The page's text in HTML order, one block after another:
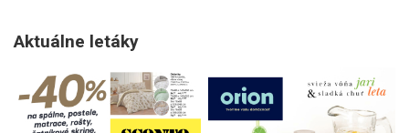
Aktuálne letáky